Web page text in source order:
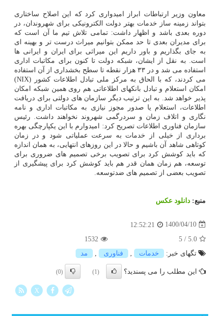
‏معاون‬ وزیر ارتباطات ابراز امیدواری کرد که این اصلاح ساختاری
بتواند زمینه ساز خدمات بهتر دولت الکترونیکی برای شهروندان، در
دوره بعدی باشد و اظهار داشت: تمامی تلاش تیم ما آن است که
برای مدیران بعدی تا حد ممکن بتوانیم میراث درست تر و بهینه ای
به جای بگذاریم و باور داریم این میراثی برای ایران و ایرانی ها
است. به نقل از ایشان، ‏شبکه دولت تا کنون برای مکاتبات اداری
استفاده می شد و در ۳۳ هزار نقطه تا سطح بخشداری از آن استفاده
می کردند، که با الحاق به مرکز ملی تبادل اطلاعات کشور (NIX)
امکان استعلام و تبادل بانکهای اطلاعاتی هم روی همین شبکه امکان
پذیر خواهد شد.‬ ‏به این ترتیب دیگر سازمان های دولتی برای دریافت
اطلاعات، استعلام یا صدور مجوز نیازی به مکاتبات اداری و نامه
نگاری و اتلاف زمان و سردرگمی شهروند نخواهند داشت. رئیس
سازمان فناوری اطلاعات تصریح کرد: امیدوارم با این یکپارچگی بهره
برداری از خیلی از خدمات به سرعت عملیاتی شود و در زمان
کوتاهی شاهد آن باشیم ‏و حالا در این روزهای انتهایی، به همان اندازه
که باید کوشش کرد برای تصویب برخی تصمیم های ضروری برای
توسعه، هم زمان همان قدر هم باید‬ کوشش کرد برای پیشگیری از
تصویب بعضی از تصمیم های ضدتوسعه.
منبع: دانلود عكس
1400/04/10
12:52:21
5.0
/
5
1532
تگهای خبر:
خدمات , فناوری , مد
این مطلب را می پسندید؟ (1)
(0)
X